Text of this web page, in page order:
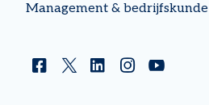
Management & bedrijfskunde